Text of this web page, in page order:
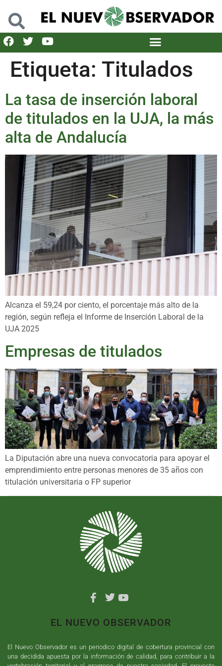
Etiqueta: Titulados
La tasa de inserción laboral
de titulados en la UJA, la más
alta de Andalucía
Alcanza el 59,24 por ciento, el porcentaje más alto de la
región, según refleja el Informe de Inserción Laboral de la
UJA 2025
Empresas de titulados
La Diputación abre una nueva convocatoria para apoyar el
emprendimiento entre personas menores de 35 años con
titulación universitaria o FP superior
EL NUEVO OBSERVADOR
El Nuevo Observador es un periodico digital de cobertura provincial con
una decidida apuesta por la información de calidad, para contribuir a la